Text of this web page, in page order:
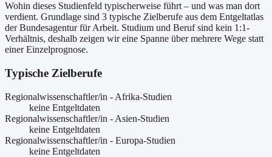
Wohin dieses Studienfeld typischerweise führt – und was man dort
verdient. Grundlage sind 3 typische Zielberufe aus dem Entgeltatlas
der Bundesagentur für Arbeit. Studium und Beruf sind kein 1:1-
Verhältnis, deshalb zeigen wir eine Spanne über mehrere Wege statt
einer Einzelprognose.
Typische Zielberufe
Regionalwissenschaftler/in - Afrika-Studien
keine Entgeltdaten
Regionalwissenschaftler/in - Asien-Studien
keine Entgeltdaten
Regionalwissenschaftler/in - Europa-Studien
keine Entgeltdaten